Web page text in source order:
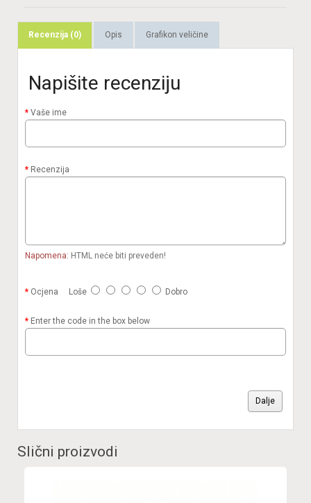
Recenzija (0) Opis Grafikon veličine
Napišite recenziju
Vaše ime
Recenzija
Napomena: HTML neće biti preveden!
Ocjena Loše Dobro
Enter the code in the box below
Dalje
Slični proizvodi